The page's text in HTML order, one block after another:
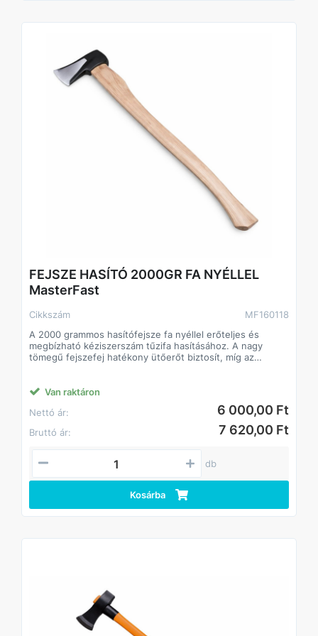
• Erdészeti és mezőgazdasági felhasználás
FEJSZE HASÍTÓ 2000GR FA NYÉLLEL
MasterFast
Cikkszám
MF160118
A 2000 grammos hasítófejsze fa nyéllel erőteljes és
megbízható kéziszerszám tűzifa hasításához. A nagy
tömegű fejszefej hatékony ütőerőt biztosít, míg az
Főbb jellemzők
• 2000 g-os fejszefej – nagy ütőerő, hatékony hasításhoz
• Hasító kialakítás – optimalizált forma a könnyebb
• Edzett acél fejszefej – tartós, kopásálló
• Erős fa nyél – jó fogás, rezgéscsillapító tulajdonság
• Megbízható rögzítés – biztonságos munkavégzés
Felhasználási területek
• Tűzifa hasítása
• Kerti és háztáji munkák
Van raktáron
Nettó ár:
6 000,00 Ft
Bruttó ár: 7 620,00 Ft
db
Kosárba